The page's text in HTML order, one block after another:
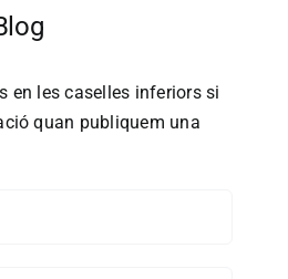
en les caselles inferiors si
quan publiquem una